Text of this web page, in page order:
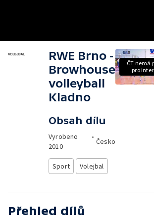
RWE Brno -
Browhouse
volleyball
Kladno
Obsah dílu
Vyrobeno
2010
•
Česko
Sport Volejbal
ČT nemá
pro
Přehled dílů